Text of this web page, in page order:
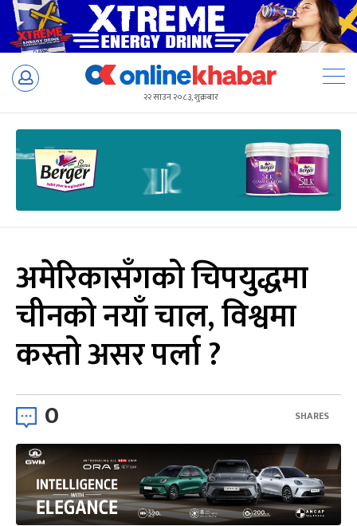
Skip
२२ साउन २०८३, शुक्रबार
अमेरिकासँगको चिपयुद्धमा
चीनको नयाँ चाल, विश्वमा
कस्तो असर पर्ला ?
0 SHARES